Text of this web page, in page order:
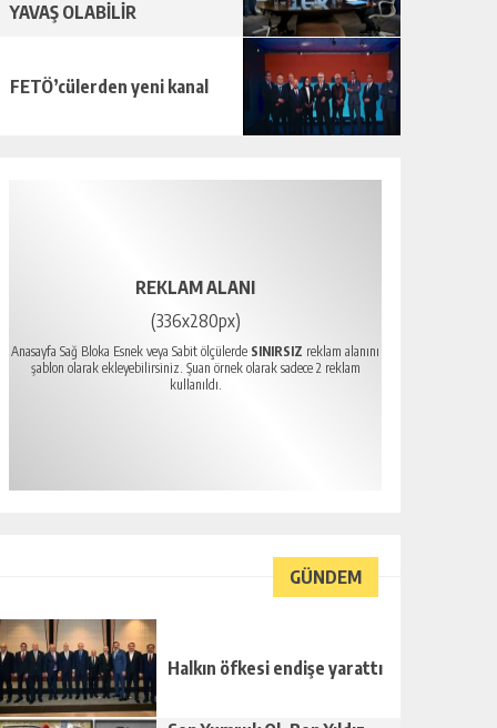
YAVAŞ OLABİLİR
FETÖ’cülerden yeni kanal
REKLAM ALANI
(336x280px)
Anasayfa Sağ Bloka Esnek veya Sabit ölçülerde SINIRSIZ reklam alanını
şablon olarak ekleyebilirsiniz. Şuan örnek olarak sadece 2 reklam
kullanıldı.
GÜNDEM
Halkın öfkesi endişe yarattı